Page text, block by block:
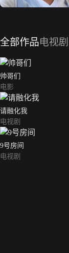
全部作品电视剧
帅哥们
电影
请融化我
电视剧
9号房间
电视剧